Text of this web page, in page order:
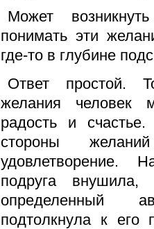
Может
понимать эти
где-то в глубине
Ответ простой.
желания человек
радость и
стороны
удовлетворение.
подруга
определенный
подтолкнула к его